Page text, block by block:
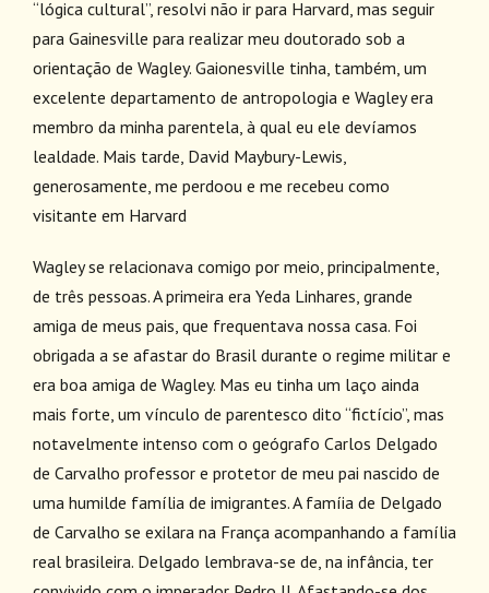
“lógica cultural”, resolvi não ir para Harvard, mas seguir
para Gainesville para realizar meu doutorado sob a
orientação de Wagley. Gaionesville tinha, também, um
excelente departamento de antropologia e Wagley era
membro da minha parentela, à qual eu ele devíamos
lealdade. Mais tarde, David Maybury-Lewis,
generosamente, me perdoou e me recebeu como
visitante em Harvard
Wagley se relacionava comigo por meio, principalmente,
de três pessoas. A primeira era Yeda Linhares, grande
amiga de meus pais, que frequentava nossa casa. Foi
obrigada a se afastar do Brasil durante o regime militar e
era boa amiga de Wagley. Mas eu tinha um laço ainda
mais forte, um vínculo de parentesco dito “fictício”, mas
notavelmente intenso com o geógrafo Carlos Delgado
de Carvalho professor e protetor de meu pai nascido de
uma humilde família de imigrantes. A famíia de Delgado
de Carvalho se exilara na França acompanhando a família
real brasileira. Delgado lembrava-se de, na infância, ter